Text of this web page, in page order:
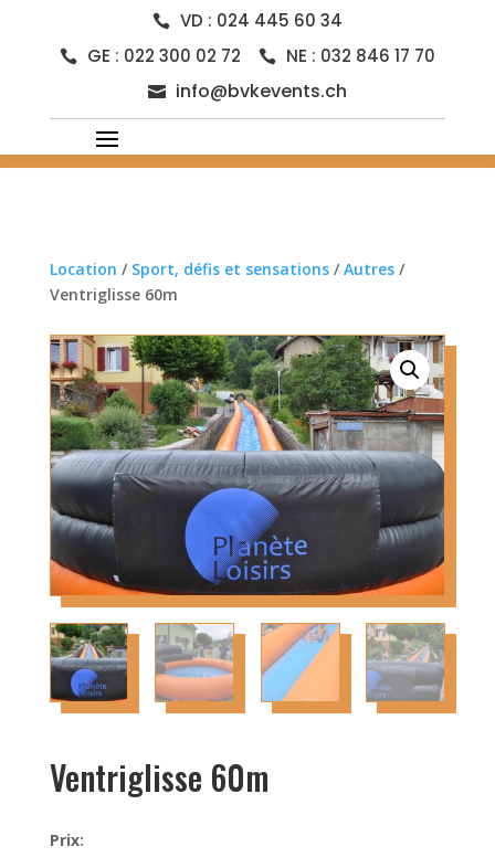
 VD : 024 445 60 34
 GE : 022 300 02 72  NE : 032 846 17 70
 info@bvkevents.ch
Location / Sport, défis et sensations/Autres/
Ventriglisse 60m
Ventriglisse 60m
Prix: